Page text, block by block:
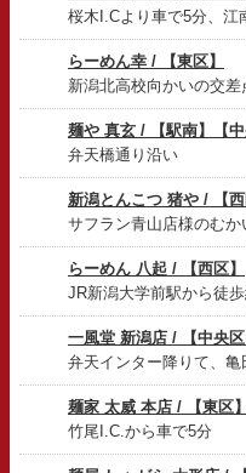
桜木I.Cより車で5分、江
らーめん幸 / 【東区】
新潟北高校向かいの交差
麺や 真玄 / 【駅南】【中
弁天橋通り沿い
新潟とんこつ 猪や / 【西
サフラン青山店様のむか
らーめん 八起 / 【西区】
JR新潟大学前駅から徒
一風堂 新潟店 / 【中央区
弁天インター降りて、亀
麺家 太威 本店 / 【東区】
竹尾I.C.から車で5分